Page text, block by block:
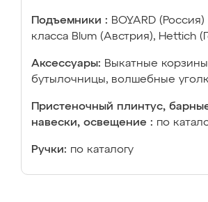
Подъемники : BOYARD
класса Blum (Австрия), Hettich
Аксессуары: Выкатные
бутылочницы, волшебные
Пристеночный плинтус,
навески, освещение : по
Ручки: по каталогу